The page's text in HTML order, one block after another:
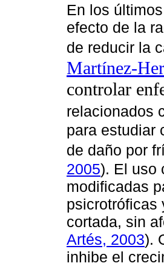
En los
efecto de la
de reducir la
Martínez-
controlar
relacionados
para estudiar
de daño por
2005). El uso
modificadas
psicrotróficas
cortada, sin
Artés, 2003).
inhibe el